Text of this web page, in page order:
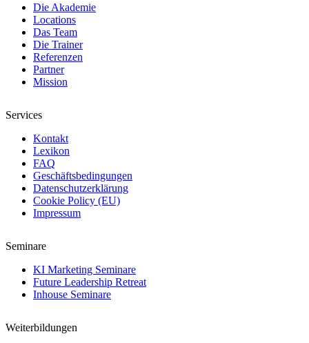
Die Akademie
Locations
Das Team
Die Trainer
Referenzen
Partner
Mission
Services
Kontakt
Lexikon
FAQ
Geschäftsbedingungen
Datenschutzerklärung
Cookie Policy (EU)
Impressum
Seminare
KI Marketing Seminare
Future Leadership Retreat
Inhouse Seminare
Weiterbildungen